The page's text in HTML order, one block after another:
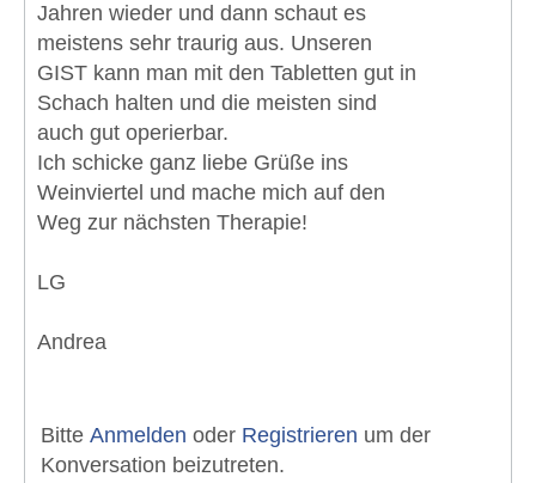
Jahren wieder und dann schaut es
meistens sehr traurig aus. Unseren
GIST kann man mit den Tabletten gut in
Schach halten und die meisten sind
auch gut operierbar.
Ich schicke ganz liebe Grüße ins
Weinviertel und mache mich auf den
Weg zur nächsten Therapie!
LG
Andrea
Bitte Anmelden oder Registrieren um der
Konversation beizutreten.